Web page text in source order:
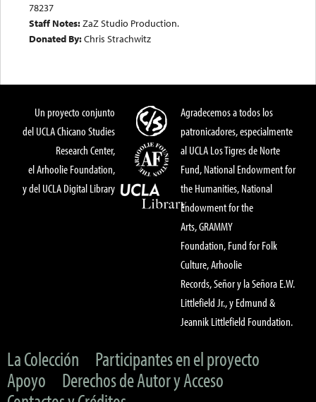
78237
Staff Notes:ZaZ Studio Production.
Donated By:Chris Strachwitz
Un proyecto conjunto
del UCLA Chicano Studies
Research Center,
el Arhoolie Foundation,
y del UCLA Digital Library
Agradecemos a todos los
patronicadores, especialmente
al UCLA Los Tigres de Norte
Fund, National Endowment for
the Humanities, National
Endowment for the
Arts, GRAMMY
Foundation, Fund for Folk
Culture, Arhoolie
Records, Señor y la Señora E.W.
Littlefield Jr., y Edmund &
Jeannik Littlefield Foundation.
La Colección
Participantes en el proyecto
Apoyo
Derechos de Autor y Acceso